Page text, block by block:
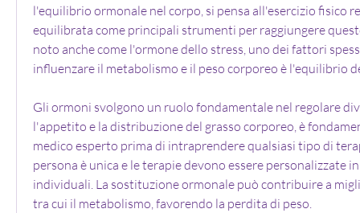
l'equilibrio ormonale nel corpo, si pensa all'esercizio fisico
equilibrata come principali strumenti per raggiungere
noto anche come l'ormone dello stress, uno dei fattori
influenzare il metabolismo e il peso corporeo è l'equilibrio
Gli ormoni svolgono un ruolo fondamentale nel regolare
l'appetito e la distribuzione del grasso corporeo, è
medico esperto prima di intraprendere qualsiasi tipo di
persona è unica e le terapie devono essere personalizzate
individuali. La sostituzione ormonale può contribuire a
tra cui il metabolismo, favorendo la perdita di peso.